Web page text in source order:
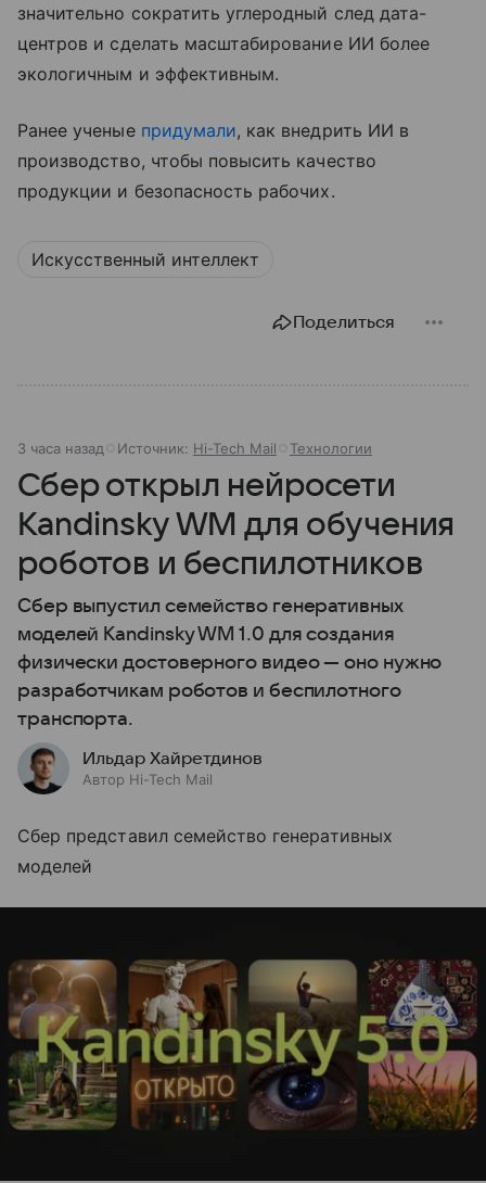
значительно сократить углеродный след дата-
центров и сделать масштабирование ИИ более
экологичным и эффективным.
Ранее ученые придумали, как внедрить ИИ в
производство, чтобы повысить качество
продукции и безопасность рабочих.
Искусственный интеллект
Поделиться
3 часа назад Источник: Hi-Tech Mail Технологии
Сбер открыл нейросети
Kandinsky WM для обучения
роботов и беспилотников
Сбер выпустил семейство генеративных
моделей Kandinsky WM 1.0 для создания
физически достоверного видео — оно нужно
разработчикам роботов и беспилотного
транспорта.
Ильдар Хайретдинов
Автор Hi-Tech Mail
Сбер представил семейство генеративных
моделей